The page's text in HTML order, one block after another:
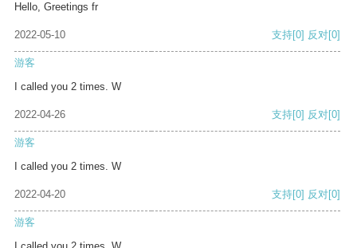
Hello, Greetings fr
2022-05-10 支持[0] 反对[0]
游客
I called you 2 times. W
2022-04-26 支持[0] 反对[0]
游客
I called you 2 times. W
2022-04-20 支持[0] 反对[0]
游客